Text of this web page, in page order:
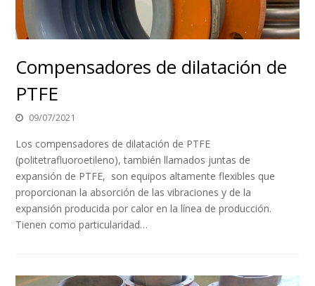
Compensadores de dilatación de
PTFE
09/07/2021
Los compensadores de dilatación de PTFE
(politetrafluoroetileno), también llamados juntas de
expansión de PTFE, son equipos altamente flexibles que
proporcionan la absorción de las vibraciones y de la
expansión producida por calor en la línea de producción.
Tienen como particularidad…